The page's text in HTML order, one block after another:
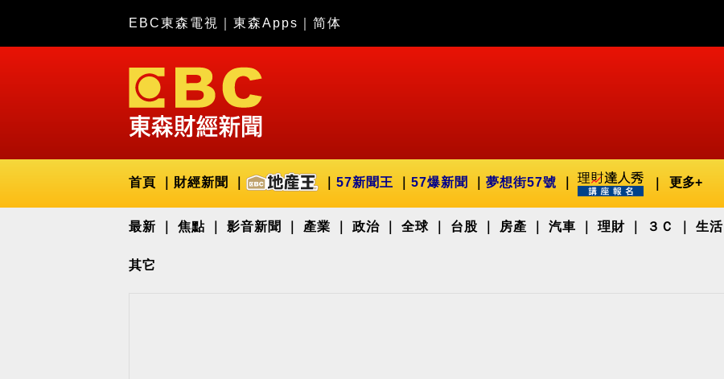
EBC東森電視 東森Apps 简体
首頁 財經新聞 57新聞王 57爆新聞 夢想街57號 更多+
最新 焦點 影音新聞 產業 政治 全球 台股 房產 汽車 理財 ３Ｃ 生活
其它